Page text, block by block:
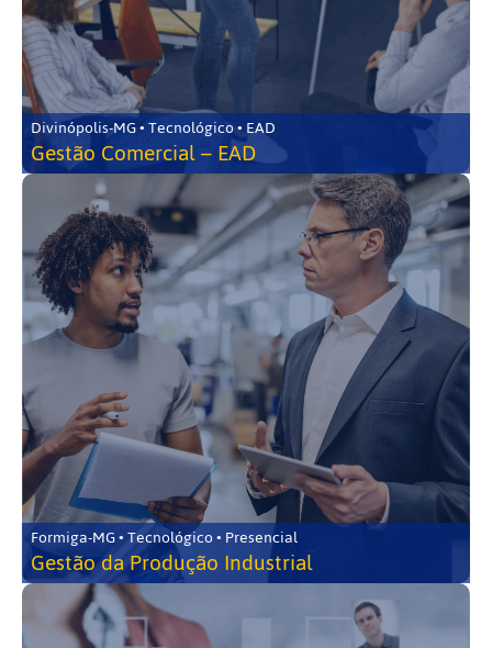
Divinópolis-MG • Tecnológico • EAD
Gestão Comercial – EAD
Formiga-MG • Tecnológico • Presencial
Gestão da Produção Industrial